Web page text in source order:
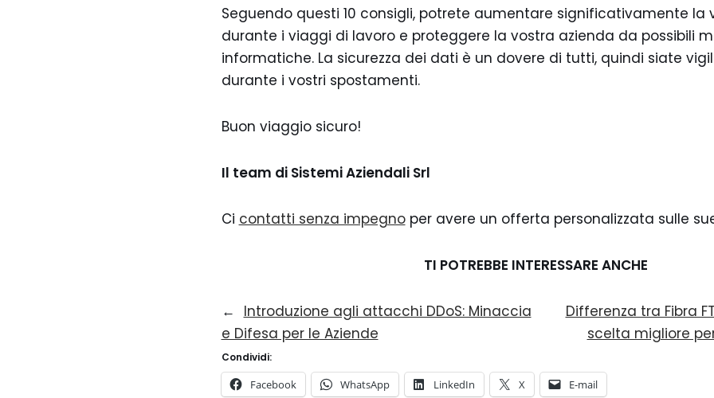
Seguendo questi 10 consigli, potrete aumentare significativamente la
durante i viaggi di lavoro e proteggere la vostra azienda da possibili
informatiche. La sicurezza dei dati è un dovere di tutti, quindi siate
durante i vostri spostamenti.
Buon viaggio sicuro!
Il team di Sistemi Aziendali Srl
Ci contatti senza impegnoper avere un offerta personalizzata sulle
TI POTREBBE INTERESSARE ANCHE
←
Introduzione agli attacchi DDoS: Minaccia
e Difesa per le Aziende
Differenza tra Fibra
scelta migliore
Condividi:
Facebook WhatsApp LinkedIn X E-mail